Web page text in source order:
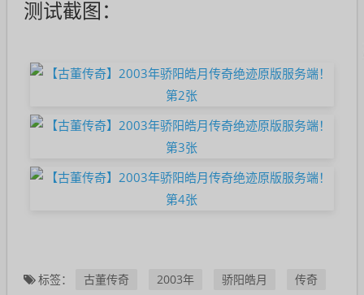
测试截图：
标签： 古董传奇 2003年 骄阳皓月
传奇